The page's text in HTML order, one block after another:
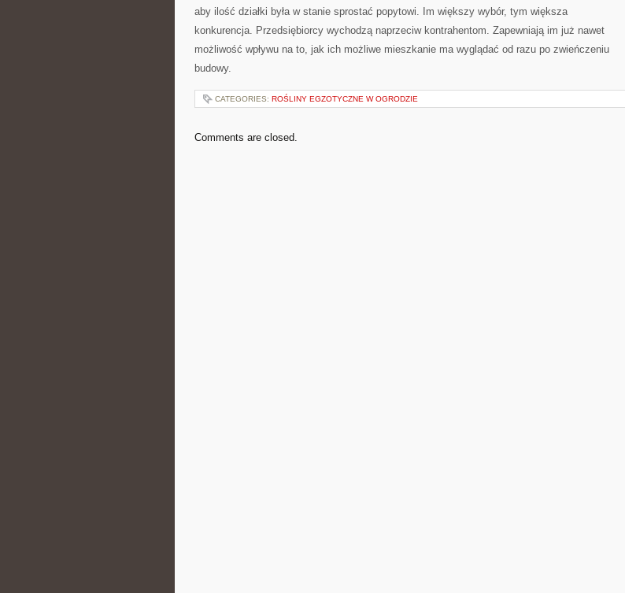
aby ilość działki była w stanie sprostać popytowi. Im większy wybór, tym większa
konkurencja. Przedsiębiorcy wychodzą naprzeciw kontrahentom. Zapewniają im już nawet
możliwość wpływu na to, jak ich możliwe mieszkanie ma wyglądać od razu po zwieńczeniu
budowy.
CATEGORIES: ROŚLINY EGZOTYCZNE W OGRODZIE
Comments are closed.